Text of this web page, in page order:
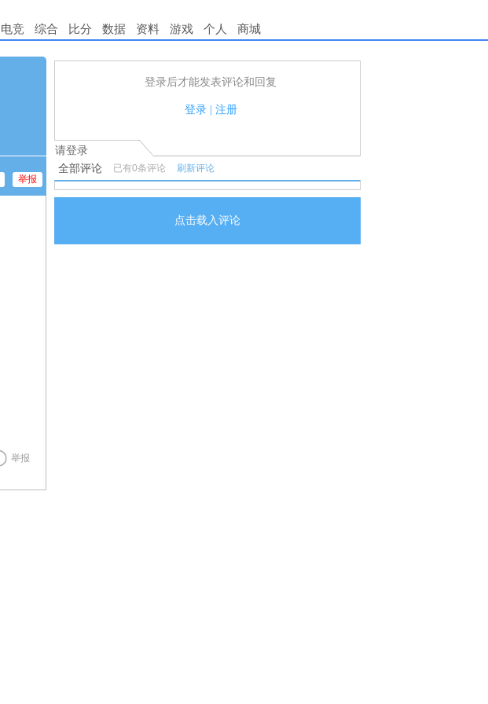
电竞 综合 比分 数据 资料 游戏 个人 商城
举报
举报
登录后才能发表评论和回复
登录| 注册
1.电脑端新用户可以发表评论了！
2.发言请遵守国家法律法规.
请登录
全部评论 已有0条评论 刷新评论
点击载入评论